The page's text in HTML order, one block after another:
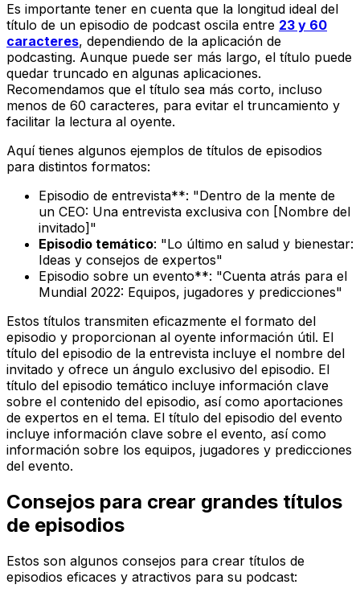
Es importante tener en cuenta que la longitud ideal del
título de un episodio de podcast oscila entre 23 y 60
caracteres, dependiendo de la aplicación de
podcasting. Aunque puede ser más largo, el título puede
quedar truncado en algunas aplicaciones.
Recomendamos que el título sea más corto, incluso
menos de 60 caracteres, para evitar el truncamiento y
facilitar la lectura al oyente.
Aquí tienes algunos ejemplos de títulos de episodios
para distintos formatos:
Episodio de entrevista**: "Dentro de la mente de
un CEO: Una entrevista exclusiva con [Nombre del
invitado]"
Episodio temático: "Lo último en salud y bienestar:
Ideas y consejos de expertos"
Episodio sobre un evento**: "Cuenta atrás para el
Mundial 2022: Equipos, jugadores y predicciones"
Estos títulos transmiten eficazmente el formato del
episodio y proporcionan al oyente información útil. El
título del episodio de la entrevista incluye el nombre del
invitado y ofrece un ángulo exclusivo del episodio. El
título del episodio temático incluye información clave
sobre el contenido del episodio, así como aportaciones
de expertos en el tema. El título del episodio del evento
incluye información clave sobre el evento, así como
información sobre los equipos, jugadores y predicciones
del evento.
Consejos para crear grandes títulos
de episodios
Estos son algunos consejos para crear títulos de
episodios eficaces y atractivos para su podcast: